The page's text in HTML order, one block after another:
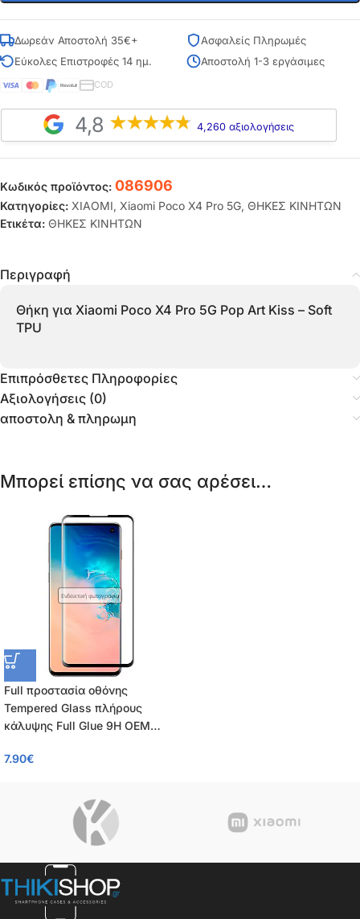
Δωρεάν Αποστολή 35€+
Ασφαλείς Πληρωμές
Εύκολες Επιστροφές 14 ημ.
Αποστολή 1-3 εργάσιμες
COD
4,8 4,260 αξιολογήσεις
Κωδικός προϊόντος: 086906
Κατηγορίες: XIAOMI, Xiaomi Poco X4 Pro 5G, ΘΗΚΕΣ ΚΙΝΗΤΩΝ
Ετικέτα: ΘΗΚΕΣ ΚΙΝΗΤΩΝ
Περιγραφή
Θήκη για Xiaomi Poco X4 Pro 5G Pop Art Kiss – Soft
TPU
Επιπρόσθετες Πληροφορίες
Αξιολογήσεις (0)
αποστολη & πληρωμη
Μπορεί επίσης να σας αρέσει…
Ενδεικτική φωτογραφία
Full προστασία οθόνης
Tempered Glass πλήρους
κάλυψης Full Glue 9H OEM
Pro 5G
7.90€